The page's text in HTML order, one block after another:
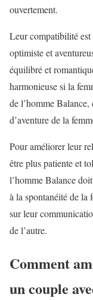
ouvertement.
Leur compatibilité est
optimiste et
équilibré et
harmonieuse si la
de l’homme Balance,
d’aventure de la
Pour améliorer leur
être plus patiente et
l’homme Balance
à la spontanéité de
sur leur
de l’autre.
Comment
un couple